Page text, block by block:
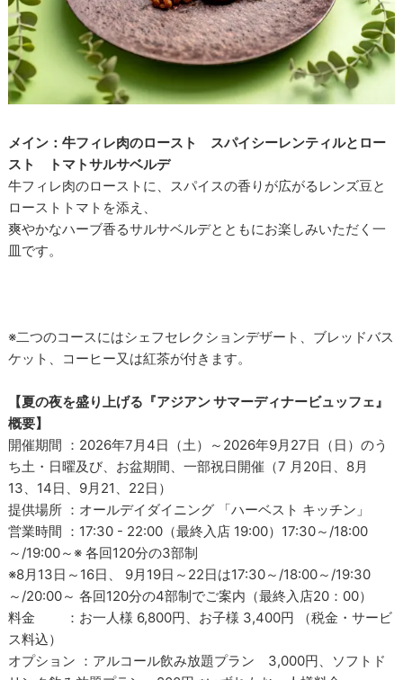
メイン：牛フィレ肉のロースト スパイシーレンティルとロー
スト トマトサルサベルデ
牛フィレ肉のローストに、スパイスの香りが広がるレンズ豆と
ローストトマトを添え、
爽やかなハーブ香るサルサベルデとともにお楽しみいただく一
皿です。
※二つのコースにはシェフセレクションデザート、ブレッドバス
ケット、コーヒー又は紅茶が付きます。
【夏の夜を盛り上げる『アジアン サマーディナービュッフェ』
概要】
開催期間 ：2026年7月4日（土）～2026年9月27日（日）のう
ち土・日曜及び、お盆期間、一部祝日開催（7 月20日、8月
13、14日、9月21、22日）
提供場所 ：オールデイダイニング 「ハーベスト キッチン」
営業時間 ：17:30 - 22:00（最終入店 19:00）17:30～/18:00
～/19:00～※ 各回120分の3部制
※8月13日～16日、 9月19日～22日は17:30～/18:00～/19:30
～/20:00～ 各回120分の4部制でご案内（最終入店20：00）
料金 ：お一人様 6,800円、お子様 3,400円 （税金・サービ
ス料込）
オプション ：アルコール飲み放題プラン 3,000円、ソフトド